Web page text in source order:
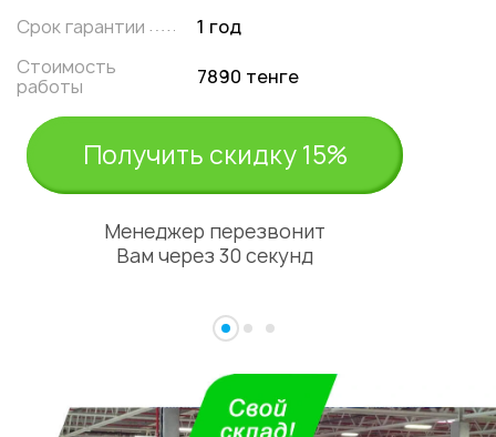
Срок гарантии
1 год
Стоимость
работы
7890 тенге
Получить скидку 15%
Менеджер перезвонит
Вам через 30 секунд